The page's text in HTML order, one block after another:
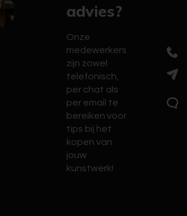
advies?
Onze
medewerkers
zijn zowel
telefonisch,
per chat als
per email te
bereiken voor
tips bij het
kopen van
jouw
kunstwerk!